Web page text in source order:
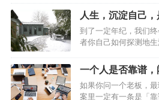
要坦然接受：事与愿违，本是人生常态。
名…
能抚平内心的烦躁。
宣泄不过是一场徒劳的
不在向外索取情绪慰
不吵不闹，稳住自己
越生活迷雾的底气。
曾被问及，为何总是聆
是要我们多听少说。”
人生，沉淀自己
到了一定年纪，我们
者你自己如何探测地
一样无法停止下落的
生活。人到中年宜自
生，沉淀自己，是最
一个人是否靠谱
如果你问一个老板，
案里一定有一条是「